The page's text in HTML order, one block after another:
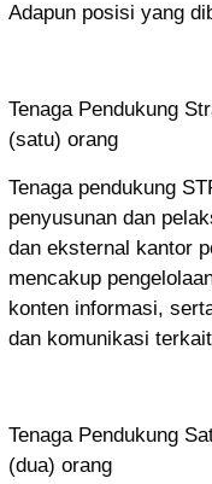
Adapun posisi yang
Tenaga Pendukung
(satu) orang
Tenaga pendukung
penyusunan dan
dan eksternal kantor
mencakup
konten informasi,
dan komunikasi
Tenaga Pendukung
(dua) orang